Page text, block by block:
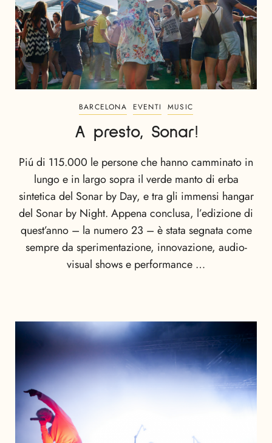
BARCELONA EVENTI MUSIC
A presto, Sonar!
Piú di 115.000 le persone che hanno camminato in
lungo e in largo sopra il verde manto di erba
sintetica del Sonar by Day, e tra gli immensi hangar
del Sonar by Night. Appena conclusa, l’edizione di
quest’anno – la numero 23 – è stata segnata come
sempre da sperimentazione, innovazione, audio-
visual shows e performance …